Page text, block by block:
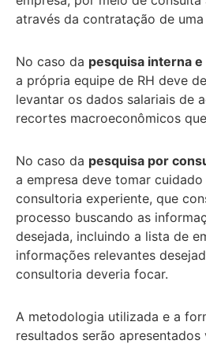
através da contratação de
No caso da pesquisa interna
a própria equipe de RH deve
levantar os dados salariais de
recortes macroeconômicos
No caso da pesquisa por
a empresa deve tomar
consultoria experiente, que
processo buscando as
desejada, incluindo a lista de
informações relevantes
consultoria deveria focar.
A metodologia utilizada e a
resultados serão